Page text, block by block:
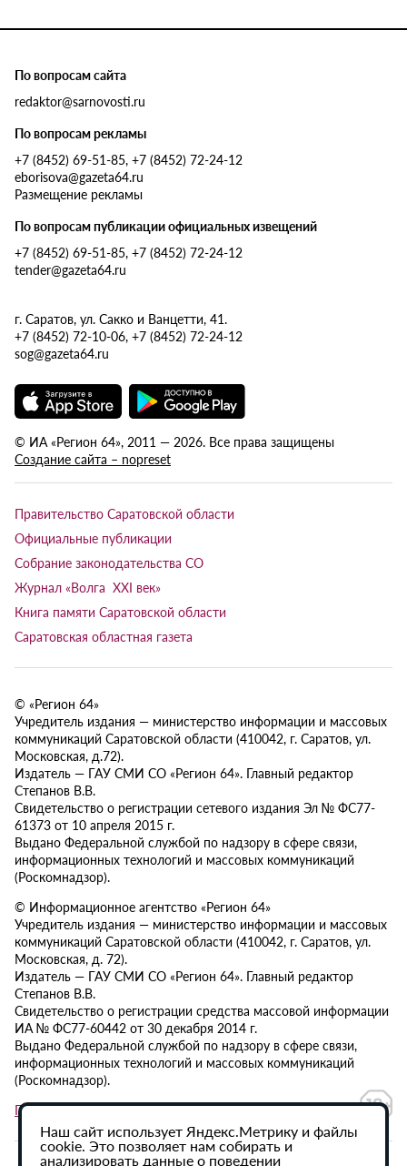
По вопросам сайта
redaktor@sarnovosti.ru
По вопросам рекламы
+7 (8452) 69-51-85, +7 (8452) 72-24-12
eborisova@gazeta64.ru
Размещение рекламы
По вопросам публикации официальных извещений
+7 (8452) 69-51-85, +7 (8452) 72-24-12
tender@gazeta64.ru
г. Саратов, ул. Сакко и Ванцетти, 41.
+7 (8452) 72-10-06, +7 (8452) 72-24-12
sog@gazeta64.ru
© ИА «Регион 64», 2011 — 2026. Все права защищены
Создание сайта – nopreset
Правительство Саратовской области
Официальные публикации
Собрание законодательства СО
Журнал «Волга XXI век»
Книга памяти Саратовской области
Саратовская областная газета
© «Регион 64»
Учредитель издания — министерство информации и массовых
коммуникаций Саратовской области (410042, г. Саратов, ул.
Московская, д.72).
Издатель — ГАУ СМИ СО «Регион 64». Главный редактор
Степанов В.В.
Свидетельство о регистрации сетевого издания Эл № ФС77-
61373 от 10 апреля 2015 г.
Выдано Федеральной службой по надзору в сфере связи,
информационных технологий и массовых коммуникаций
(Роскомнадзор).
© Информационное агентство «Регион 64»
Учредитель издания — министерство информации и массовых
коммуникаций Саратовской области (410042, г. Саратов, ул.
Московская, д. 72).
Издатель — ГАУ СМИ СО «Регион 64». Главный редактор
Степанов В.В.
Свидетельство о регистрации средства массовой информации
ИА № ФС77-60442 от 30 декабря 2014 г.
Выдано Федеральной службой по надзору в сфере связи,
информационных технологий и массовых коммуникаций
(Роскомнадзор).
Политика в отношении обработки персональных данных
Наш сайт использует Яндекс.Метрику и файлы
cookie. Это позволяет нам собирать и
анализировать данные о поведении